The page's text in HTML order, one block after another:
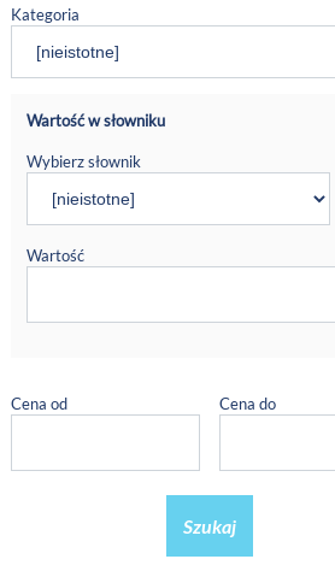
Kategoria
Wartość w słowniku
Wybierz słownik
Wartość
Cena od Cena do
Szukaj